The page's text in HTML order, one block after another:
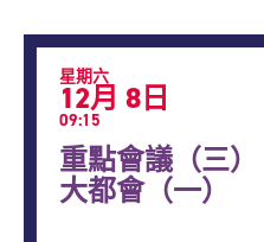
星期六
12月 8日
09:15
重點會議（三
大都會（一）